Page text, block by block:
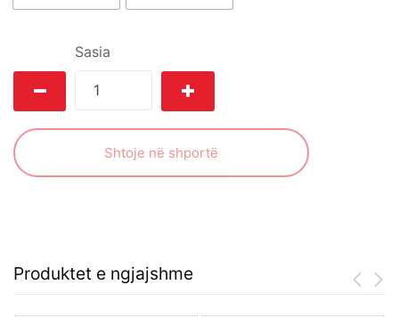
Sasia
Shtoje në shportë
Produktet e ngjajshme